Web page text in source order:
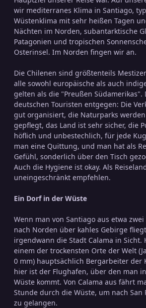
wir mediterranes Klima in Santiago,
Wüstenklima mit sehr heißen Tagen
Nächten im Norden, subantarktische
Patagonien und tropischen
Osterinsel. Im Norden fingen wir an.
Die Chilenen sind größtenteils
alle sowohl europäische als auch
gelten als die "Preußen Südamerikas".
deutschen Touristen entgegen: Die
gut organisiert, die Naturparks
gepflegt, das Land ist sehr sicher, die
höflich und unbestechlich, für jede
man eine Quittung, und man hat als
Gefühl, sonderlich über den Tisch
Auch die Hygiene ist okay. Als
uneingeschränkt empfehlen.
Ein Dorf in der Wüste
Wenn man von Santiago aus etwa
nach Norden über kahles Gebirge
irgendwann die Stadt Calama in Sicht.
einem der trockensten Orte der Welt
0 mm) hauptsächlich Bergarbeiter der
hier ist der Flughafen, über den man
Wüste kommt. Von Calama aus fährt
Stunde durch die Wüste, um nach San
zu gelangen.